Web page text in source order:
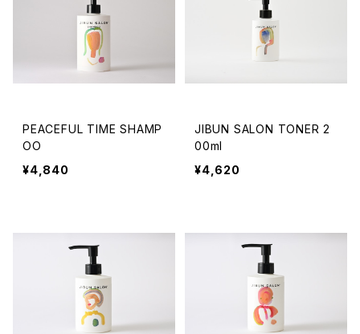
PEACEFUL TIME SHAMP
OO
¥4,840
JIBUN SALON TONER 2
00ml
¥4,620